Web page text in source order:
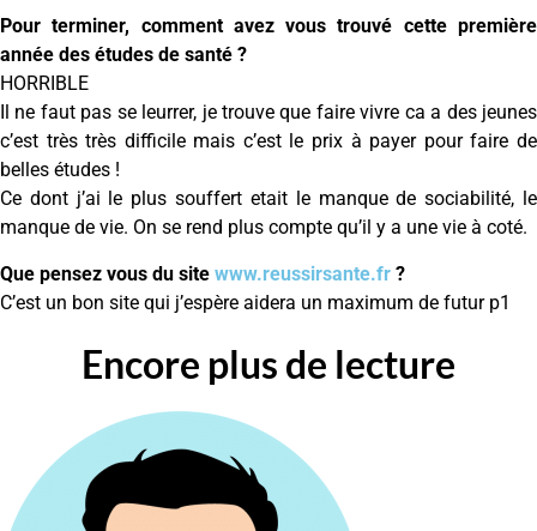
Pour terminer, comment avez vous trouvé cette première
année des études de santé ?
HORRIBLE
Il ne faut pas se leurrer, je trouve que faire vivre ca a des jeunes
c’est très très difficile mais c’est le prix à payer pour faire de
belles études !
Ce dont j’ai le plus souffert etait le manque de sociabilité, le
manque de vie. On se rend plus compte qu’il y a une vie à coté.
Que pensez vous du site www.reussirsante.fr ?
C’est un bon site qui j’espère aidera un maximum de futur p1
Encore plus de lecture